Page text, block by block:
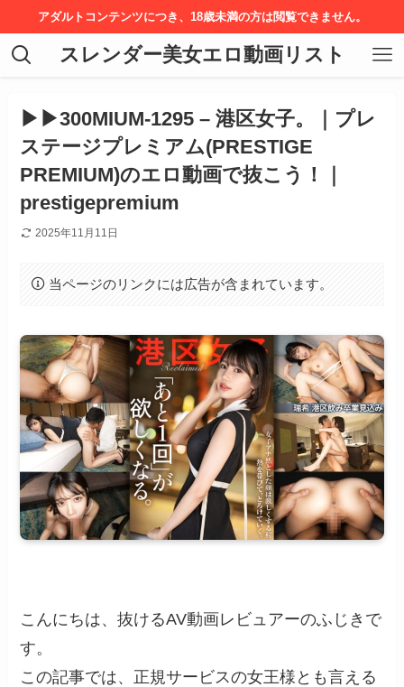
アダルトコンテンツにつき、18歳未満の方は閲覧できません。
スレンダー美女エロ動画リスト
▶▶300MIUM-1295 – 港区女子。｜プレ
ステージプレミアム(PRESTIGE
PREMIUM)のエロ動画で抜こう！｜
prestigepremium
2025年11月11日
当ページのリンクには広告が含まれています。
こんにちは、抜けるAV動画レビュアーのふじきで
す。
この記事では、正規サービスの女王様とも言える